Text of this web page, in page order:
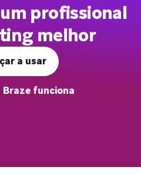
profissional
melhor
a usar
Braze funciona